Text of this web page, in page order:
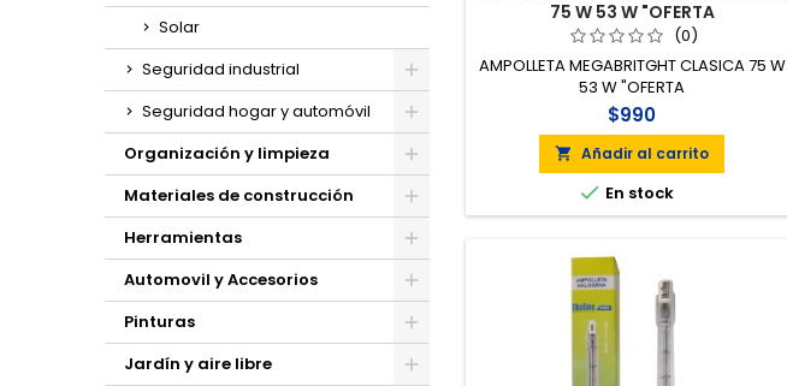
Solar
Seguridad industrial
Seguridad hogar y automóvil
Organización y limpieza
Materiales de construcción
Herramientas
Automovil y Accesorios
Pinturas
Jardín y aire libre
75 W 53 W "OFERTA
(0)
AMPOLLETA MEGABRITGHT CLASICA 75 W
53 W "OFERTA
$990
 Añadir al carrito
 En stock